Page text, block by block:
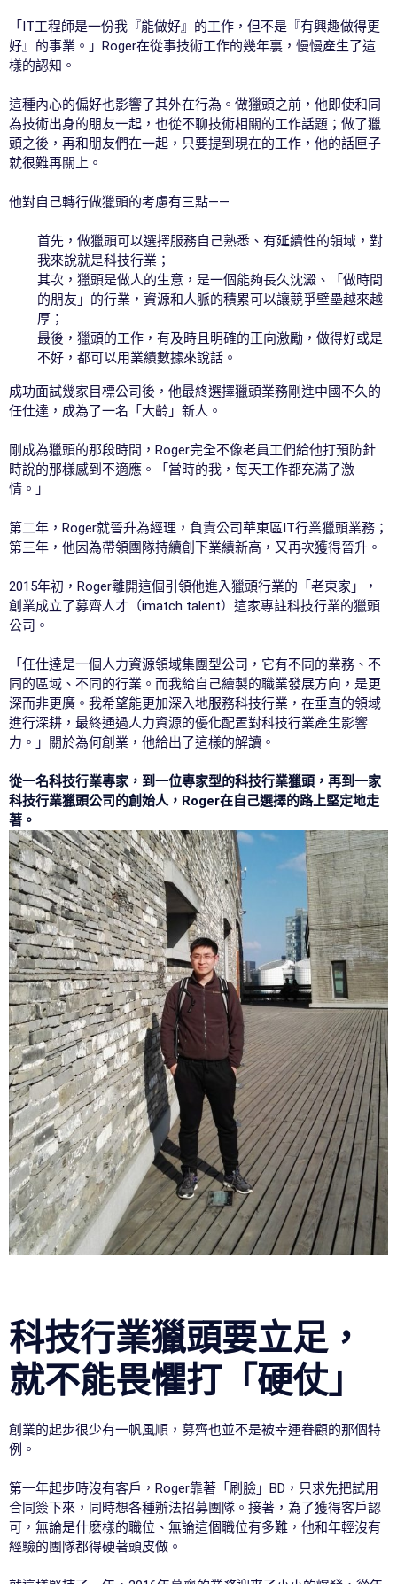
「IT工程師是一份我『能做好』的工作，但不是『有興趣做得更
好』的事業。」Roger在從事技術工作的幾年裏，慢慢產生了這
樣的認知。
這種內心的偏好也影響了其外在行為。做獵頭之前，他即使和同
為技術出身的朋友一起，也從不聊技術相關的工作話題；做了獵
頭之後，再和朋友們在一起，只要提到現在的工作，他的話匣子
就很難再關上。
他對自己轉行做獵頭的考慮有三點——
首先，做獵頭可以選擇服務自己熟悉、有延續性的領域，對
我來說就是科技行業；
其次，獵頭是做人的生意，是一個能夠長久沈澱、「做時間
的朋友」的行業，資源和人脈的積累可以讓競爭壁壘越來越
厚；
最後，獵頭的工作，有及時且明確的正向激勵，做得好或是
不好，都可以用業績數據來說話。
成功面試幾家目標公司後，他最終選擇獵頭業務剛進中國不久的
任仕達，成為了一名「大齡」新人。
剛成為獵頭的那段時間，Roger完全不像老員工們給他打預防針
時說的那樣感到不適應。「當時的我，每天工作都充滿了激
情。」
第二年，Roger就晉升為經理，負責公司華東區IT行業獵頭業務；
第三年，他因為帶領團隊持續創下業績新高，又再次獲得晉升。
2015年初，Roger離開這個引領他進入獵頭行業的「老東家」，
創業成立了募齊人才（imatch talent）這家專註科技行業的獵頭
公司。
「任仕達是一個人力資源領域集團型公司，它有不同的業務、不
同的區域、不同的行業。而我給自己繪製的職業發展方向，是更
深而非更廣。我希望能更加深入地服務科技行業，在垂直的領域
進行深耕，最終通過人力資源的優化配置對科技行業產生影響
力。」關於為何創業，他給出了這樣的解讀。
從一名科技行業專家，到一位專家型的科技行業獵頭，再到一家
科技行業獵頭公司的創始人，Roger在自己選擇的路上堅定地走
著。
科技行業獵頭要立足，
就不能畏懼打「硬仗」
創業的起步很少有一帆風順，募齊也並不是被幸運眷顧的那個特
例。
第一年起步時沒有客戶，Roger靠著「刷臉」BD，只求先把試用
合同簽下來，同時想各種辦法招募團隊。接著，為了獲得客戶認
可，無論是什麽樣的職位、無論這個職位有多難，他和年輕沒有
經驗的團隊都得硬著頭皮做。